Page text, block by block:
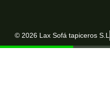
© 2026 Lax Sofá tapiceros S.L